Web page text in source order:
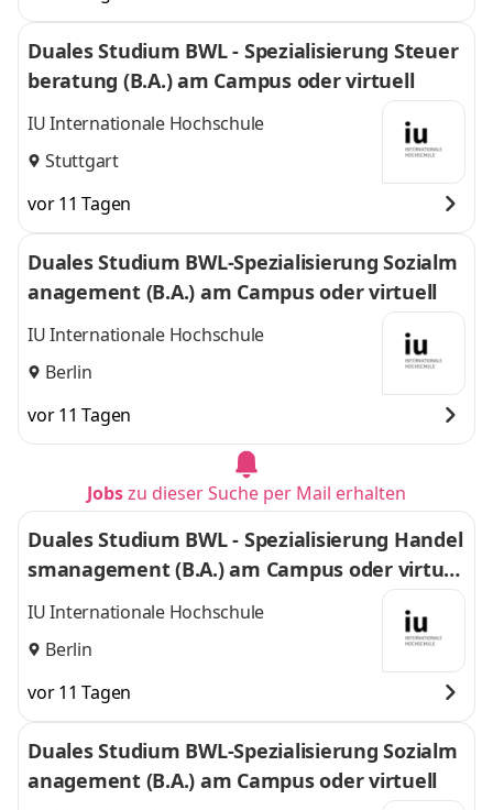
Duales Studium BWL - Spezialisierung Steuer
beratung (B.A.) am Campus oder virtuell
IU Internationale Hochschule
Stuttgart
vor 11 Tagen
Duales Studium BWL-Spezialisierung Sozialm
anagement (B.A.) am Campus oder virtuell
IU Internationale Hochschule
Berlin
vor 11 Tagen
Jobszu dieser Suche per Mail erhalten
Duales Studium BWL - Spezialisierung Handel
smanagement (B.A.) am Campus oder virtuel
l
IU Internationale Hochschule
Berlin
vor 11 Tagen
Duales Studium BWL-Spezialisierung Sozialm
anagement (B.A.) am Campus oder virtuell